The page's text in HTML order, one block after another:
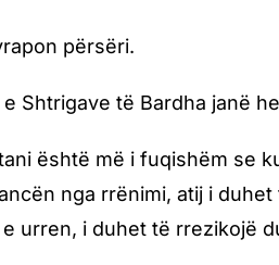
përsëri.
Shtrigave të Bardha janë
është më i fuqishëm se
nga rrënimi, atij i
urren, i duhet të rrezikojë